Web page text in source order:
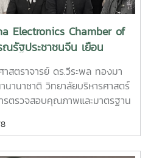
Electronics Chamber of
ณรัฐประชาชนจีน เยือน
สตราจารย์ ดร.วีระพล ทองมา
านาชาติ วิทยาลัยบริหารศาสตร์
ตรวจสอบคุณภาพและมาตรฐาน
(CECC) สาธารณรัฐ